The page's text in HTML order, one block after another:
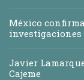
México
investigaciones
Javier
Cajeme